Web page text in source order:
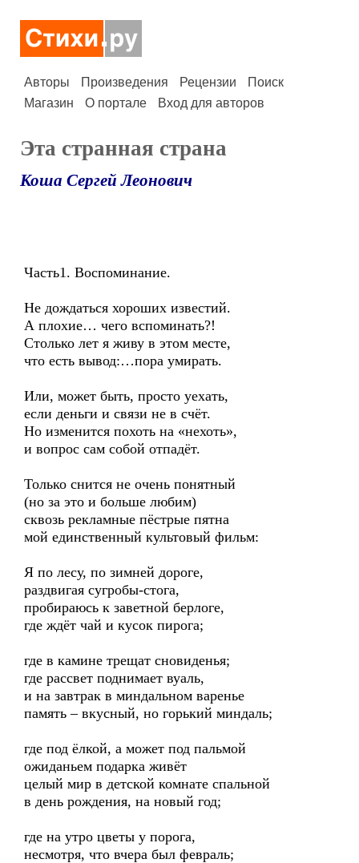
Авторы Произведения Рецензии
Поиск
Магазин
О портале Вход для авторов
Эта странная страна
Коша Сергей Леонович
Часть1. Воспоминание.
Не дождаться хороших известий.
А плохие… чего вспоминать?!
Столько лет я живу в этом месте,
что есть вывод:…пора умирать.
Или, может быть, просто уехать,
если деньги и связи не в счёт.
Но изменится похоть на «нехоть»,
и вопрос сам собой отпадёт.
Только снится не очень понятный
(но за это и больше любим)
сквозь рекламные пёстрые пятна
мой единственный культовый фильм:
Я по лесу, по зимней дороге,
раздвигая сугробы-стога,
пробираюсь к заветной берлоге,
где ждёт чай и кусок пирога;
где в камине трещат сновиденья;
где рассвет поднимает вуаль,
и на завтрак в миндальном варенье
память – вкусный, но горький миндаль;
где под ёлкой, а может под пальмой
ожиданьем подарка живёт
целый мир в детской комнате спальной
в день рождения, на новый год;
где на утро цветы у порога,
несмотря, что вчера был февраль;